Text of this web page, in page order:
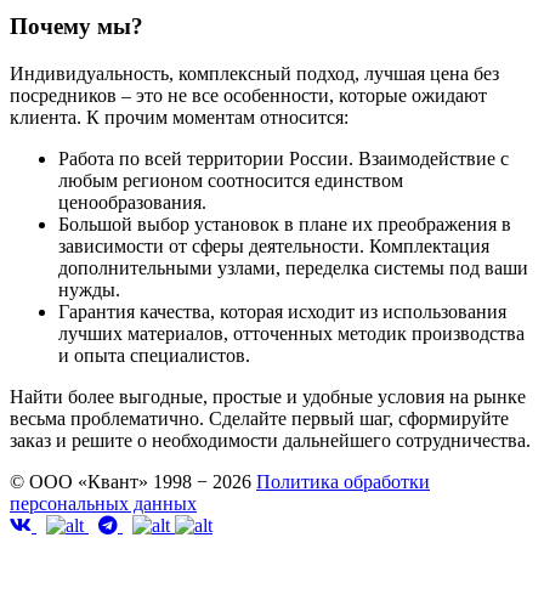
Почему мы?
Индивидуальность, комплексный подход, лучшая цена без
посредников – это не все особенности, которые ожидают
клиента. К прочим моментам относится:
Работа по всей территории России. Взаимодействие с
любым регионом соотносится единством
ценообразования.
Большой выбор установок в плане их преображения в
зависимости от сферы деятельности. Комплектация
дополнительными узлами, переделка системы под ваши
нужды.
Гарантия качества, которая исходит из использования
лучших материалов, отточенных методик производства
и опыта специалистов.
Найти более выгодные, простые и удобные условия на рынке
весьма проблематично. Сделайте первый шаг, сформируйте
заказ и решите о необходимости дальнейшего сотрудничества.
© ООО «Квант» 1998 − 2026 Политика обработки
персональных данных